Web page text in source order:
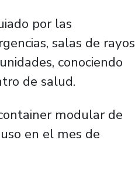
por las
salas de rayos
conociendo
de salud.
modular de
en el mes de